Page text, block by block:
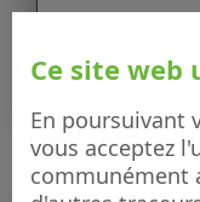
Ce site web
En poursuivant
vous acceptez
communément